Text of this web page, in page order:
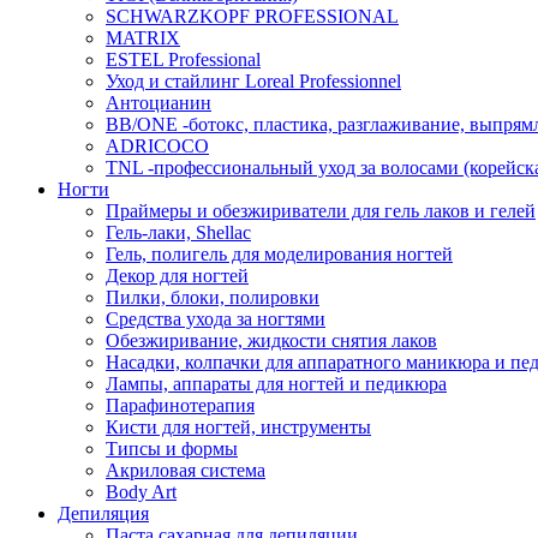
SCHWARZKOPF PROFESSIONAL
MATRIX
ESTEL Professional
Уход и стайлинг Loreal Professionnel
Антоцианин
BB/ONE -ботокс, пластика, разглаживание,
ADRICOCO
TNL -профессиональный уход за волосами
Ногти
Праймеры и обезжириватели для гель лаков и гелей
Гель-лаки, Shellac
Гель, полигель для моделирования ногтей
Декор для ногтей
Пилки, блоки, полировки
Средства ухода за ногтями
Обезжиривание, жидкости снятия лаков
Насадки, колпачки для аппаратного маникюра и
Лампы, аппараты для ногтей и педикюра
Парафинотерапия
Кисти для ногтей, инструменты
Типсы и формы
Акриловая система
Body Art
Депиляция